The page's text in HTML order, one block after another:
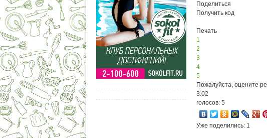
Поделиться
Получить код
Печать
1
2
3
4
5
Пожалуйста, оцените
3.02
голосов: 5
Уже поделились: 1